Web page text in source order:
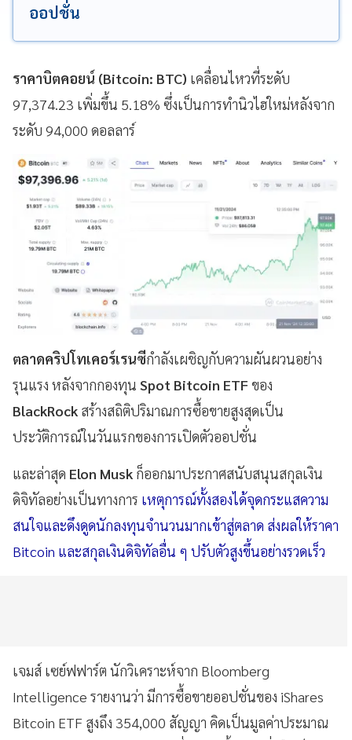
ออปชั่น
ราคาบิตคอยน์ (Bitcoin: BTC) เคลื่อนไหวที่ระดับ
97,374.23 เพิ่มขึ้น 5.18% ซึ่งเป็นการทำนิวไฮใหม่หลังจาก
ระดับ 94,000 ดอลลาร์
ตลาดคริปโทเคอร์เรนซีกำลังเผชิญกับความผันผวนอย่าง
รุนแรง หลังจากกองทุน Spot Bitcoin ETF ของ
BlackRock สร้างสถิติปริมาณการซื้อขายสูงสุดเป็น
ประวัติการณ์ในวันแรกของการเปิดตัวออปชั่น
และล่าสุด Elon Musk ก็ออกมาประกาศสนับสนุนสกุลเงิน
ดิจิทัลอย่างเป็นทางการ เหตุการณ์ทั้งสองได้จุดกระแสความ
สนใจและดึงดูดนักลงทุนจำนวนมากเข้าสู่ตลาด ส่งผลให้ราคา
Bitcoin และสกุลเงินดิจิทัลอื่น ๆ ปรับตัวสูงขึ้นอย่างรวดเร็ว
เจมส์ เซย์ฟฟาร์ต นักวิเคราะห์จาก Bloomberg
Intelligence รายงานว่า มีการซื้อขายออปชั่นของ iShares
Bitcoin ETF สูงถึง 354,000 สัญญา คิดเป็นมูลค่าประมาณ